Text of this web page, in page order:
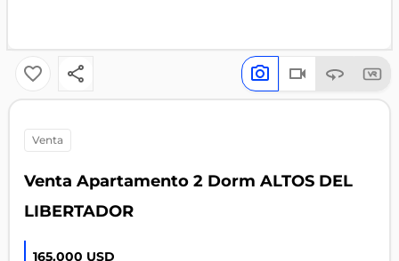
venta
Venta Apartamento 2 Dorm ALTOS DEL
LIBERTADOR
165.000 USD